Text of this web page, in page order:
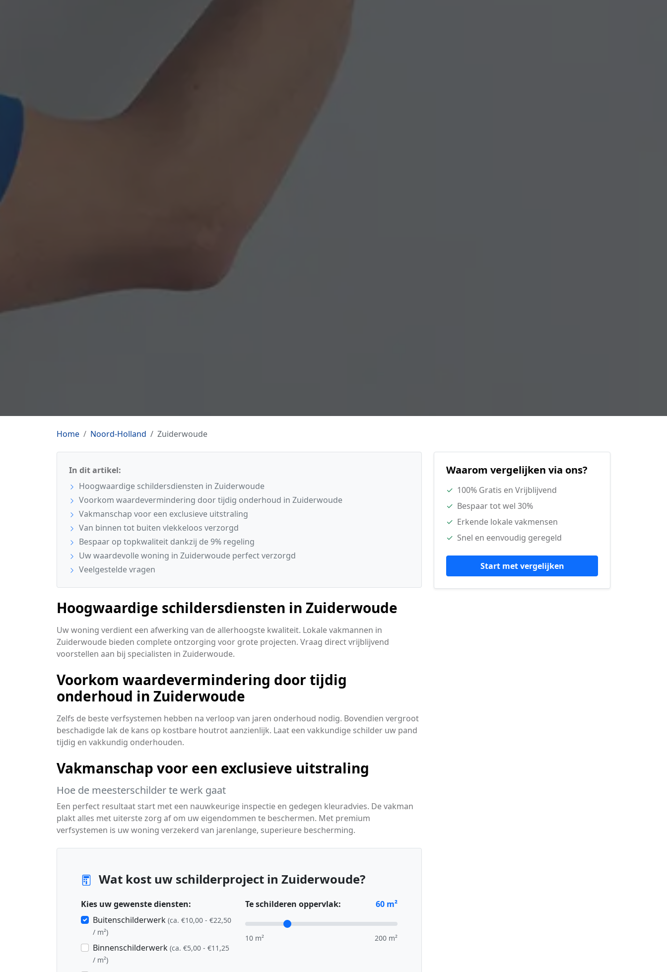
Home Noord-Holland Zuiderwoude
In dit artikel:
Hoogwaardige schildersdiensten in Zuiderwoude
Voorkom waardevermindering door tijdig onderhoud in Zuiderwoude
Vakmanschap voor een exclusieve uitstraling
Van binnen tot buiten vlekkeloos verzorgd
Bespaar op topkwaliteit dankzij de 9% regeling
Uw waardevolle woning in Zuiderwoude perfect verzorgd
Veelgestelde vragen
Hoogwaardige schildersdiensten in Zuiderwoude
Uw woning verdient een afwerking van de allerhoogste kwaliteit. Lokale vakmannen in
Zuiderwoude bieden complete ontzorging voor grote projecten. Vraag direct vrijblijvend
voorstellen aan bij specialisten in Zuiderwoude.
Voorkom waardevermindering door tijdig
onderhoud in Zuiderwoude
Zelfs de beste verfsystemen hebben na verloop van jaren onderhoud nodig. Bovendien vergroot
beschadigde lak de kans op kostbare houtrot aanzienlijk. Laat een vakkundige schilder uw pand
tijdig en vakkundig onderhouden.
Vakmanschap voor een exclusieve uitstraling
Hoe de meesterschilder te werk gaat
Een perfect resultaat start met een nauwkeurige inspectie en gedegen kleuradvies. De vakman
plakt alles met uiterste zorg af om uw eigendommen te beschermen. Met premium
verfsystemen is uw woning verzekerd van jarenlange, superieure bescherming.
Wat kost uw schilderproject in Zuiderwoude?
Kies uw gewenste diensten:
Buitenschilderwerk (ca. €10,00 - €22,50
/ m²)
Binnenschilderwerk (ca. €5,00 - €11,25
/ m²)
Te schilderen oppervlak: 60 m²
10 m² 200 m²
Waarom vergelijken via ons?
✓ 100% Gratis en Vrijblijvend
✓ Bespaar tot wel 30%
✓ Erkende lokale vakmensen
✓ Snel en eenvoudig geregeld
Start met vergelijken